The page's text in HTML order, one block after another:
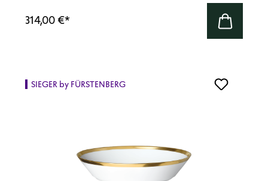
314,00 €*
SIEGER by FÜRSTENBERG